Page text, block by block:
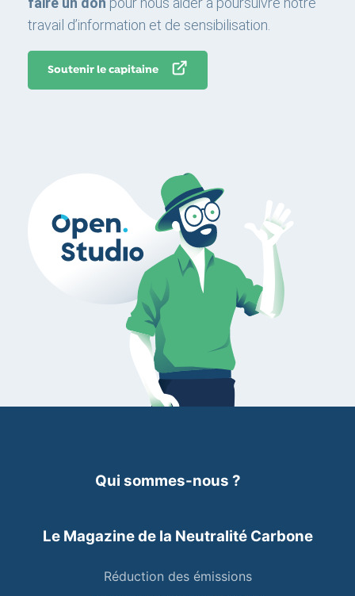
travail d’information et de sensibilisation.
Soutenir le capitaine
Qui sommes-nous ?
Le Magazine de la Neutralité Carbone
Réduction des émissions